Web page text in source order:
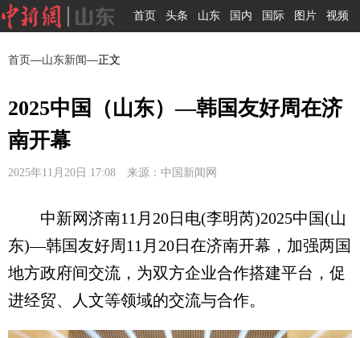
首页 头条 山东 国内 国际 图片 视频
首页—山东新闻—正文
2025中国（山东）—韩国友好周在济
南开幕
2025年11月20日 17:08 来源：中国新闻网
中新网济南11月20日电(李明芮)2025中国(山
东)—韩国友好周11月20日在济南开幕，加强两国
地方政府间交流，为双方企业合作搭建平台，促
进经贸、人文等领域的交流与合作。